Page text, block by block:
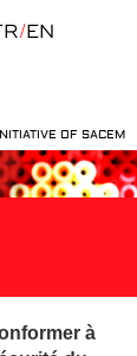
INITIATIVE OF SACEM
EN
à